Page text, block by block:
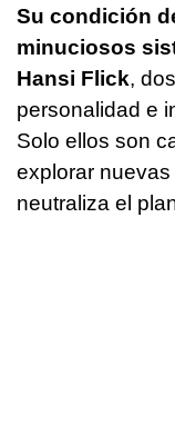
Su condición
minuciosos
Hansi Flick,
personalidad e
Solo ellos son
explorar
neutraliza el